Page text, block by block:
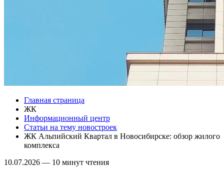
Главная страница
ЖК
Информационный центр
Статьи на тему новостроек
ЖК Альпийский Квартал в Новосибирске: обзор жилого
комплекса
10.07.2026 — 10 минут чтения